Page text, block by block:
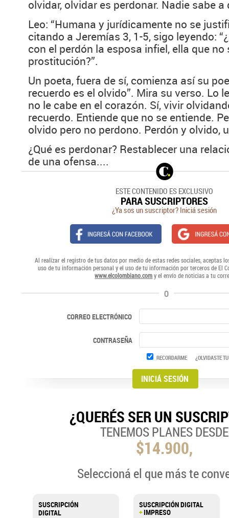
olvidar, olvidar es perdonar. Nadie sabe a
Leo: “Humana y jurídicamente no se
citando a Jeremías 3, 1-5, sigo leyendo:
con el perdón la esposa infiel, ella que
prostitución?”.
Un poeta, fuera de sí, comienza así su
recuerdo es el olvido”. Mira su verso. Lo
no le cabe en el corazón. Sí, vivir
recuerdo. Entiende que no se entiende.
olvido pero no perdono. Perdón y olvido,
¿Qué es perdonar? Restablecer una
de una ofensa....
ESTE CONTENIDO ES EXCLUSIVO
PARA SUSCRIPTORES
¿Ya sos un suscriptor? Iniciá sesión
Al realizar el registro de tus datos por medio de estas redes sociales, aceptas
uso de tu información personal y el uso de tu información por terceros de El
www.elcolombiano.comy el envío de noticias a tu
O
CORREO ELECTRÓNICO
CONTRASEÑA
RECORDARME ¿OLVIDASTE TU
¿QUERÉS SER UN
TENEMOS PLANES DESDE
$14.900,
Seleccioná el que más te
SUSCRIPCIÓN
DIGITAL
SUSCRIPCIÓN DIGITAL
+IMPRESO